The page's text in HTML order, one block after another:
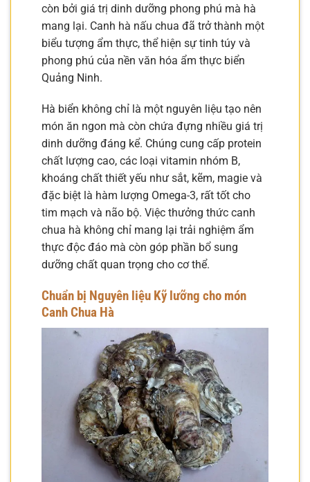
còn bởi giá trị dinh dưỡng phong phú mà hà
mang lại. Canh hà nấu chua đã trở thành một
biểu tượng ẩm thực, thể hiện sự tinh túy và
phong phú của nền văn hóa ẩm thực biển
Quảng Ninh.
Hà biển không chỉ là một nguyên liệu tạo nên
món ăn ngon mà còn chứa đựng nhiều giá trị
dinh dưỡng đáng kể. Chúng cung cấp protein
chất lượng cao, các loại vitamin nhóm B,
khoáng chất thiết yếu như sắt, kẽm, magie và
đặc biệt là hàm lượng Omega-3, rất tốt cho
tim mạch và não bộ. Việc thưởng thức canh
chua hà không chỉ mang lại trải nghiệm ẩm
thực độc đáo mà còn góp phần bổ sung
dưỡng chất quan trọng cho cơ thể.
Chuẩn bị Nguyên liệu Kỹ lưỡng cho món
Canh Chua Hà